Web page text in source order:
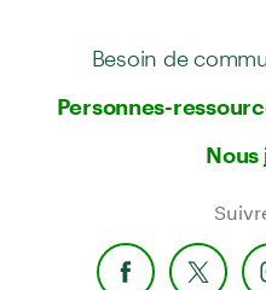
Besoin de
Personnes-
Nous